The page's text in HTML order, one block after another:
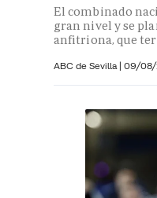
El combinado
gran nivel y se
anfitriona, que
ABC de Sevilla | 09/08/